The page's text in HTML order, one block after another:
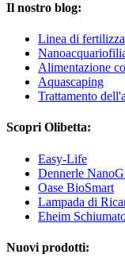
Il nostro blog:
Linea di
Alimentazione
Aquascaping
Trattamento
Scopri Olibetta:
Easy-Life
Dennerle
Oase BioSmart
Lampada di
Eheim
Nuovi prodotti: